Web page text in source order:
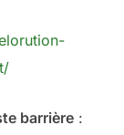
barrière :